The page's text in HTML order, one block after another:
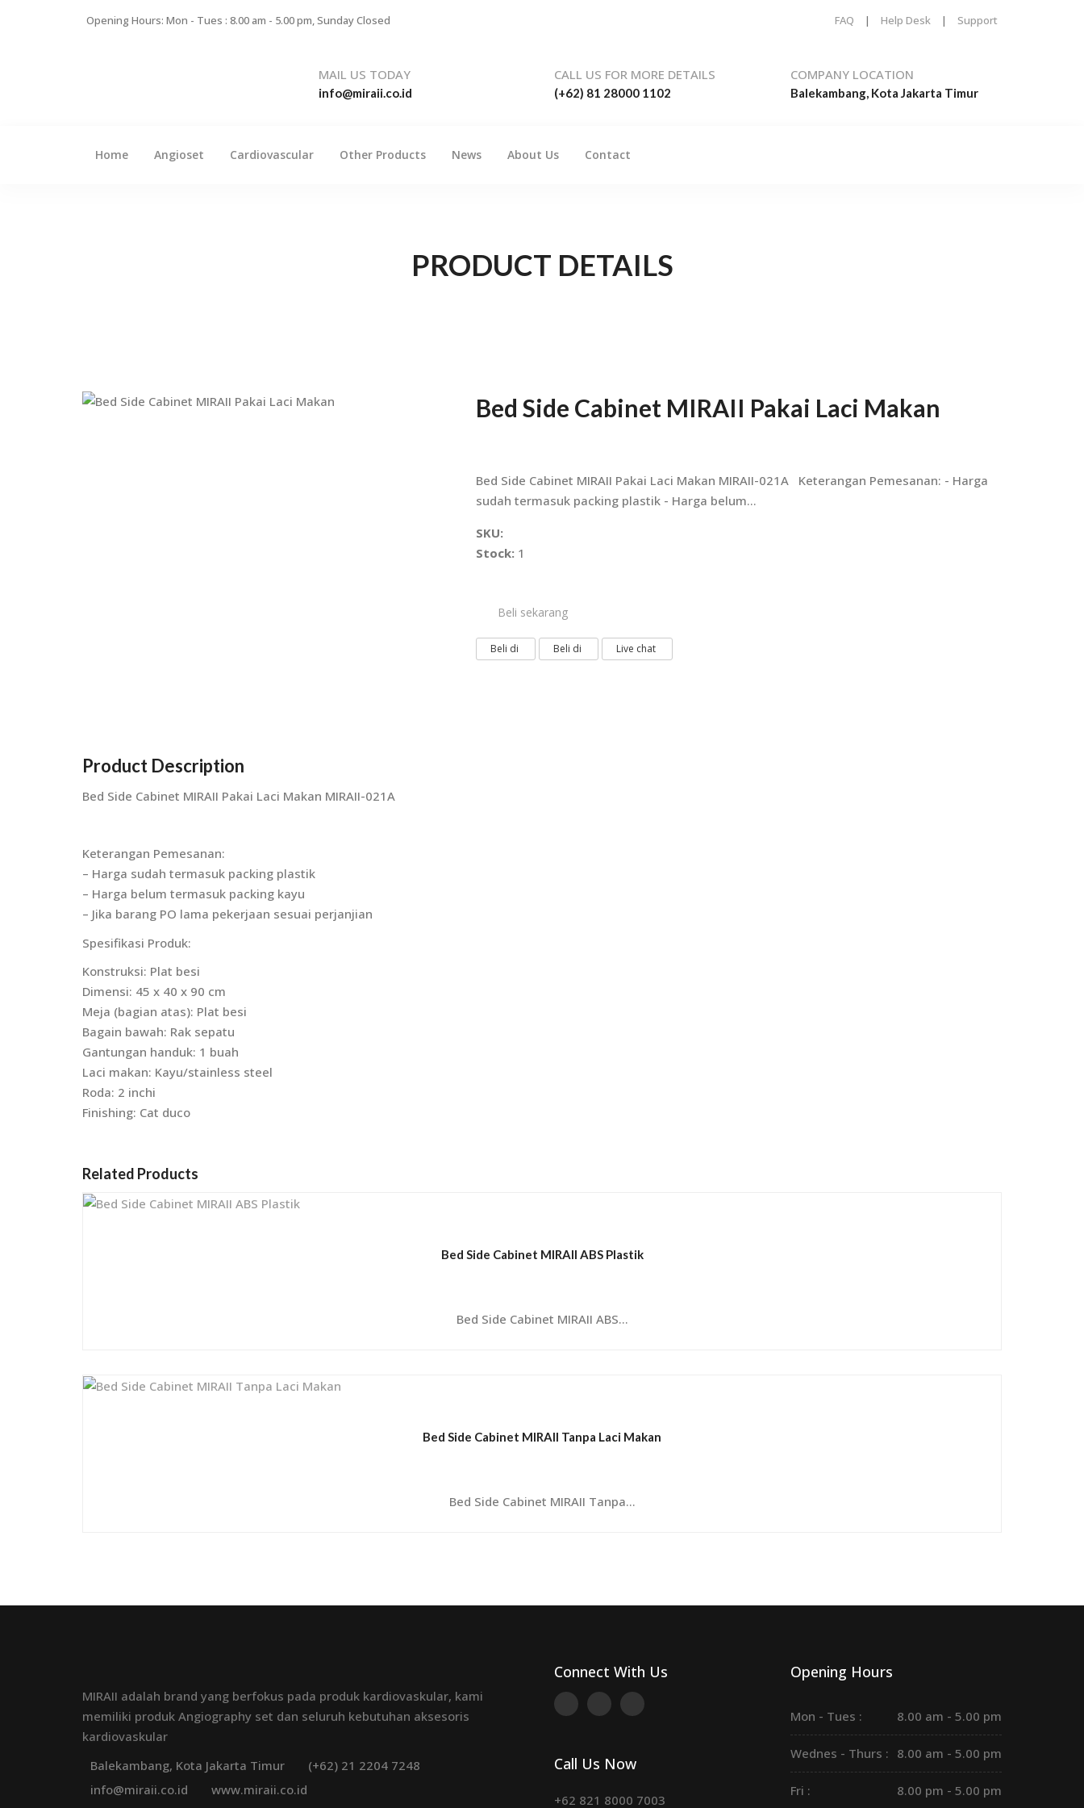
Opening Hours: Mon - Tues : 8.00 am - 5.00 pm, Sunday Closed FAQ | Help Desk | Support
MAIL US TODAY
info@miraii.co.id
CALL US FOR MORE DETAILS
(+62) 81 28000 1102
COMPANY LOCATION
Balekambang, Kota Jakarta Timur
Home Angioset Cardiovascular Other Products News About Us Contact
PRODUCT DETAILS
Bed Side Cabinet MIRAII Pakai Laci Makan
Bed Side Cabinet MIRAII Pakai Laci Makan MIRAII-021A Keterangan Pemesanan: - Harga
sudah termasuk packing plastik - Harga belum...
SKU:
Stock: 1
Beli sekarang
Beli di Beli di Live chat
Product Description
Bed Side Cabinet MIRAII Pakai Laci Makan MIRAII-021A
Keterangan Pemesanan:
– Harga sudah termasuk packing plastik
– Harga belum termasuk packing kayu
– Jika barang PO lama pekerjaan sesuai perjanjian
Spesifikasi Produk:
Konstruksi: Plat besi
Dimensi: 45 x 40 x 90 cm
Meja (bagian atas): Plat besi
Bagain bawah: Rak sepatu
Gantungan handuk: 1 buah
Laci makan: Kayu/stainless steel
Roda: 2 inchi
Finishing: Cat duco
Related Products
Bed Side Cabinet MIRAII ABS Plastik
Bed Side Cabinet MIRAII ABS...
Bed Side Cabinet MIRAII Tanpa Laci Makan
Bed Side Cabinet MIRAII Tanpa...
MIRAII adalah brand yang berfokus pada produk kardiovaskular, kami
memiliki produk Angiography set dan seluruh kebutuhan aksesoris
kardiovaskular
Balekambang, Kota Jakarta Timur
(+62) 21 2204 7248
info@miraii.co.id
www.miraii.co.id
Connect With Us
Call Us Now
+62 821 8000 7003
Opening Hours
Mon - Tues : 8.00 am - 5.00 pm
Wednes - Thurs : 8.00 am - 5.00 pm
Fri : 8.00 pm - 5.00 pm